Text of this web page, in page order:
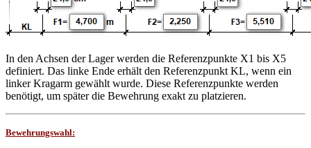
In den Achsen der Lager werden die Referenzpunkte X1 bis X5
definiert. Das linke Ende erhält den Referenzpunkt KL, wenn ein
linker Kragarm gewählt wurde. Diese Referenzpunkte werden
benötigt, um später die Bewehrung exakt zu platzieren.
Bewehrungswahl: